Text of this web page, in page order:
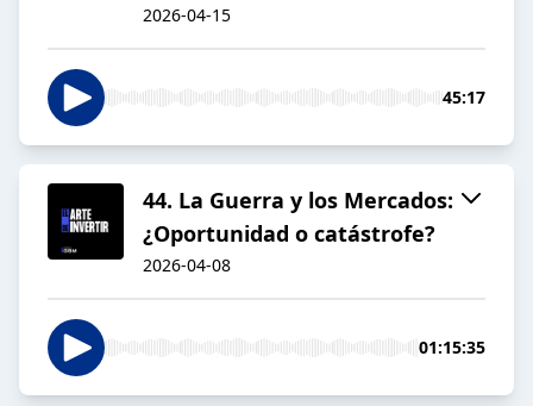
2026-04-15
45:17
44. La Guerra y los Mercados:
¿Oportunidad o catástrofe?
2026-04-08
01:15:35